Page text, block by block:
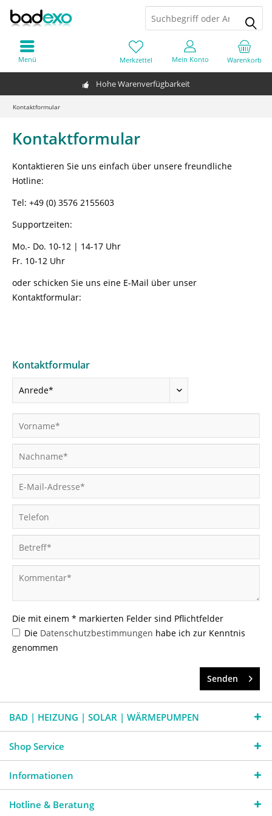
Hohe Warenverfügbarkeit
Warenkorb
Merkzettel Mein Konto
Menü
Kontaktformular
Kontaktformular
Kontaktieren Sie uns einfach über unsere freundliche
Hotline:
Tel: +49 (0) 3576 2155603
Supportzeiten:
Mo.- Do. 10-12 | 14-17 Uhr
Fr. 10-12 Uhr
oder schicken Sie uns eine E-Mail über unser
Kontaktformular:
Kontaktformular
Die mit einem * markierten Felder sind Pflichtfelder
Die Datenschutzbestimmungen habe ich zur Kenntnis
genommen
Senden
BAD | HEIZUNG | SOLAR | WÄRMEPUMPEN
Shop Service
Informationen
Hotline & Beratung